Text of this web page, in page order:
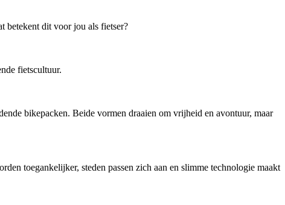
betekent dit voor jou als fietser?
fietscultuur.
bikepacken. Beide vormen draaien om vrijheid en avontuur, maar
toegankelijker, steden passen zich aan en slimme technologie maakt